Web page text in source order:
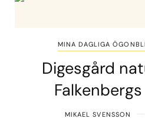
MINA DAGLIGA
Digesgård
MIKAEL SVENSSON